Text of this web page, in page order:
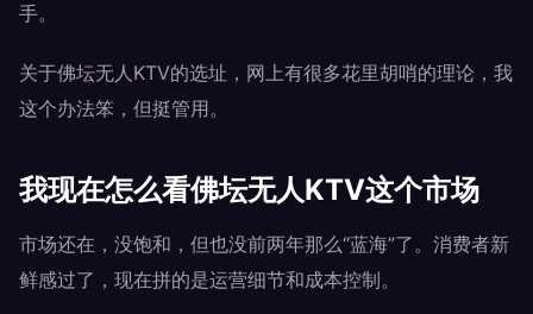
手。
关于佛坛无人KTV的选址，网上有很多花里胡哨的理论，我
这个办法笨，但挺管用。
我现在怎么看佛坛无人KTV这个市场
市场还在，没饱和，但也没前两年那么“蓝海”了。消费者新
鲜感过了，现在拼的是运营细节和成本控制。